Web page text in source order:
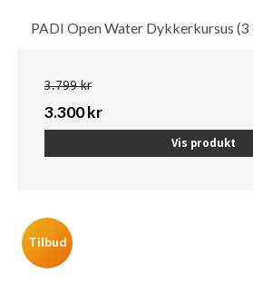
PADI Open Water Dykkerkursus (3
3.799 kr
3.300 kr
Vis produkt
Tilbud